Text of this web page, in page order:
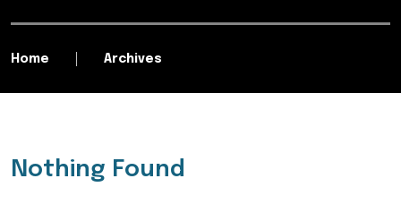
Home Archives
Nothing Found